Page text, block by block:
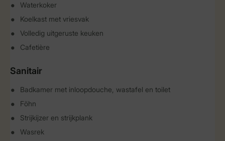
Waterkoker
Koelkast met vriesvak
Volledig uitgeruste keuken
Cafetière
Sanitair
Badkamer met inloopdouche, wastafel en toilet
Föhn
Strijkijzer en strijkplank
Wasrek